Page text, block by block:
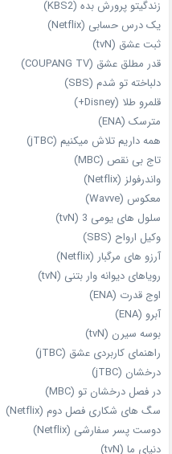
زندگیتو پرورش بده (KBS2)
یک درس حسابی (Netflix)
ثبت عشق (tvN)
قدر مطلق عشق (COUPANG TV)
دلباخته تو شدم (SBS)
قلمرو طلا (Disney+)
مترسک (ENA)
همه داریم تلاش میکنیم (jTBC)
تاج بی‌ نقص (MBC)
واندرفولز (Netflix)
معکوس (Wavve)
سلول های یومی 3 (tvN)
وکیل ارواح (SBS)
آرزو های مرگبار (Netflix)
رویاهای دیوانه‌ وار بتنی (tvN)
اوج قدرت (ENA)
آبرو (ENA)
بوسه سیرن (tvN)
راهنمای کاربردی عشق (jTBC)
درخشان (jTBC)
در فصل درخشان تو (MBC)
سگ های شکاری فصل دوم (Netflix)
دوست‌ پسر سفارشی (Netflix)
دنیای ما (tvN)